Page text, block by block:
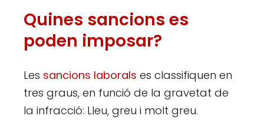
Quines sancions es
poden imposar?
Les sancions laborals es classifiquen en
tres graus, en funció de la gravetat de
la infracció: Lleu, greu i molt greu.